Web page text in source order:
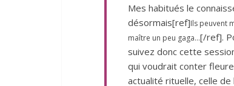
Mes habitués le
désormais[ref]Ils peuvent
maître un peu gaga…[/ref].
suivez donc cette
qui voudrait conter
actualité rituelle, celle